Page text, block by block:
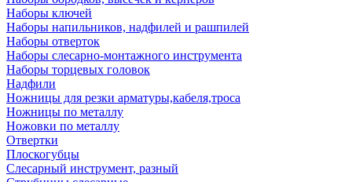
Наборы ключей
Наборы напильников, надфилей и рашпилей
Наборы отверток
Наборы слесарно-монтажного инструмента
Наборы торцевых головок
Надфили
Ножницы для резки арматуры,кабеля,троса
Ножницы по металлу
Ножовки по металлу
Отвертки
Плоскогубцы
Слесарный инструмент, разный